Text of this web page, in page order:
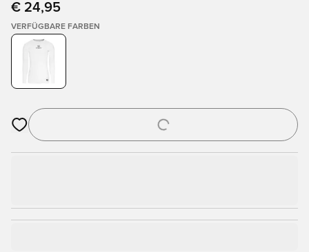
€ 24,95
VERFÜGBARE FARBEN
Öffnet ein Fenster zum Anmelden oder Registrieren als